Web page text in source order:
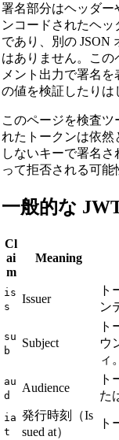
署名部分はヘッダー
ンコードされたヘ
であり、別の JSON
はありません。こ
メント出力で署名
の値を検証したりは
このページを検査
れたトークンは依然
しないキーで署名
って拒否される可能
一般的な
Cl
ai
m
Meaning
is
s
Issuer
ト
ン
su
b
Subject
ト
ウ
ィ。
au
d
Audience
ト
た
ia
t
発行時刻（Is
sued at）
ト